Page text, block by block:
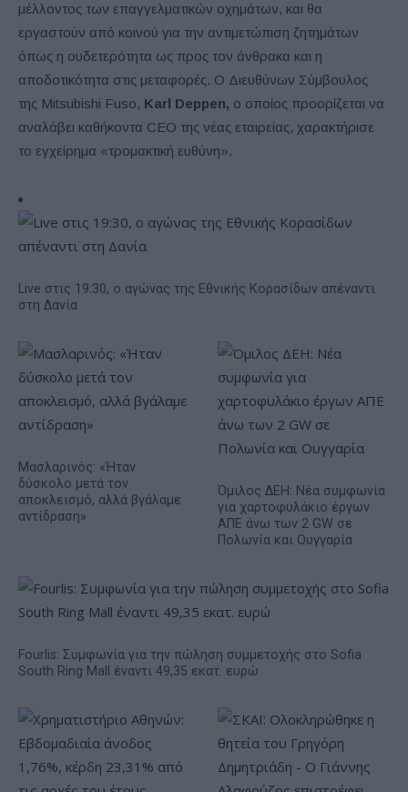
μέλλοντος των επαγγελματικών οχημάτων, και θα
εργαστούν από κοινού για την αντιμετώπιση ζητημάτων
όπως η ουδετερότητα ως προς τον άνθρακα και η
αποδοτικότητα στις μεταφορές. Ο Διευθύνων Σύμβουλος
της Mitsubishi Fuso, Karl Deppen, ο οποίος προορίζεται να
αναλάβει καθήκοντα CEO της νέας εταιρείας, χαρακτήρισε
το εγχείρημα «τρομακτική ευθύνη».
Live στις 19:30, ο αγώνας της Εθνικής Κορασίδων απέναντι
στη Δανία
Μασλαρινός: «Ήταν
δύσκολο μετά τον
αποκλεισμό, αλλά βγάλαμε
αντίδραση»
Όμιλος ΔΕΗ: Νέα συμφωνία
για χαρτοφυλάκιο έργων
ΑΠΕ άνω των 2 GW σε
Πολωνία και Ουγγαρία
Fourlis: Συμφωνία για την πώληση συμμετοχής στο Sofia
South Ring Mall έναντι 49,35 εκατ. ευρώ